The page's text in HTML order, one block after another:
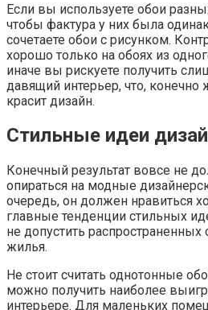
Если вы используете обои
чтобы фактура у них была
сочетаете обои с рисунком.
хорошо только на обоях из
иначе вы рискуете получить
давящий интерьер, что,
красит дизайн.
Стильные идеи
Конечный результат вовсе не
опираться на модные
очередь, он должен нравиться
главные тенденции стильных
не допустить
жилья.
Не стоит считать однотонные
можно получить наиболее
интерьере. Для маленьких